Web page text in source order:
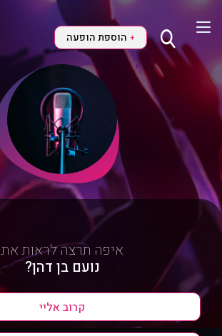
+ הוספת הופעה
איפה תרצה לראות את
נועם בן דהן?